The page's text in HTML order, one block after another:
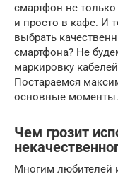
смартфон не
и просто в кафе. И
выбрать
смартфона? Не
маркировку
Постараемся
основные моменты.
Чем грозит
Многим любителей